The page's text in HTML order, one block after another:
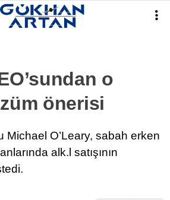
o
önerisi
Michael O’Leary, sabah erken
alk.l satışının